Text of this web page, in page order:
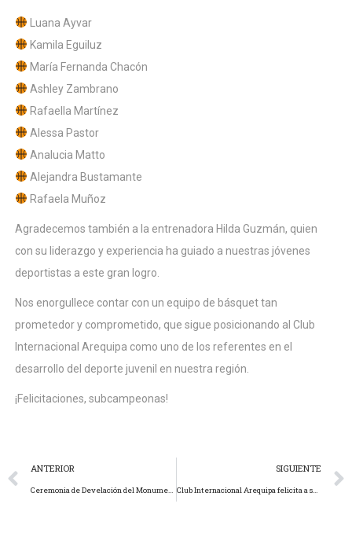
Luana Ayvar
Kamila Eguiluz
María Fernanda Chacón
Ashley Zambrano
Rafaella Martínez
Alessa Pastor
Analucia Matto
Alejandra Bustamante
Rafaela Muñoz
Agradecemos también a la entrenadora Hilda Guzmán, quien
con su liderazgo y experiencia ha guiado a nuestras jóvenes
deportistas a este gran logro.
Nos enorgullece contar con un equipo de básquet tan
prometedor y comprometido, que sigue posicionando al Club
Internacional Arequipa como uno de los referentes en el
desarrollo del deporte juvenil en nuestra región.
¡Felicitaciones, subcampeonas!
ANTERIOR
Ceremonia de Develación del Monumento en Honor a Alejandro Olmedo Rodríguez
SIGUIENTE
Club Internacional Arequipa felicita a sus seleccionadas de vóley por su destacada participación en el Campeonato Clausura en Mollendo